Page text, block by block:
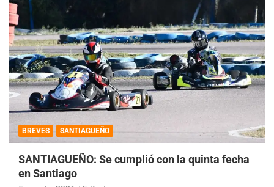
BREVES SANTIAGUEÑO
SANTIAGUEÑO: Se cumplió con la quinta fecha
en Santiago